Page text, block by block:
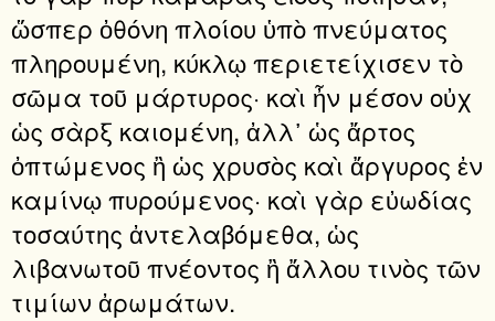
ὥσπερ ὀθόνη πλοίου ὑπὸ πνεύματος
πληρουμένη, κύκλῳ περιετείχισεν τὸ
σῶμα τοῦ μάρτυρος· καὶ ἦν μέσον οὐχ
ὡς σὰρξ καιομένη, ἀλλ᾿ ὡς ἄρτος
ὀπτώμενος ἢ ὡς χρυσὸς καὶ ἄργυρος ἐν
καμίνῳ πυρούμενος· καὶ γὰρ εὐωδίας
τοσαύτης ἀντελαβόμεθα, ὡς
λιβανωτοῦ πνέοντος ἢ ἄλλου τινὸς τῶν
τιμίων ἀρωμάτων.